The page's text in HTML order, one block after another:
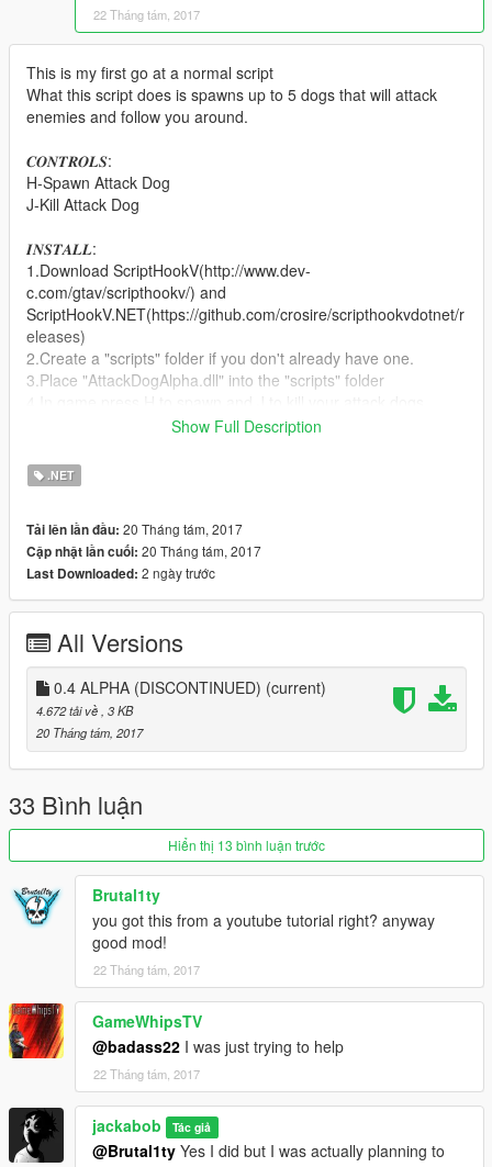
22 Tháng tám, 2017
This is my first go at a normal script
What this script does is spawns up to 5 dogs that will attack
enemies and follow you around.
𝑪𝑶𝑵𝑻𝑹𝑶𝑳𝑺:
H-Spawn Attack Dog
J-Kill Attack Dog
𝑰𝑵𝑺𝑻𝑨𝑳𝑳:
1.Download ScriptHookV(http://www.dev-
c.com/gtav/scripthookv/) and
ScriptHookV.NET(https://github.com/crosire/scripthookvdotnet/r
eleases)
2.Create a "scripts" folder if you don't already have one.
3.Place "AttackDogAlpha.dll" into the "scripts" folder
0.4
Known Bugs:
-Dogs sometimes attack player
-Dogs do not follow when in combat sometimes
Show Full Description
.NET
Tải lên lần đầu: 20 Tháng tám, 2017
Cập nhật lần cuối: 20 Tháng tám, 2017
Last Downloaded: 2 ngày trước
All Versions
0.4 ALPHA (DISCONTINUED) (current)
4.672 tải về, 3 KB
20 Tháng tám, 2017
33 Bình luận
Hiển thị 13 bình luận trước
Brutal1ty
you got this from a youtube tutorial right? anyway
good mod!
22 Tháng tám, 2017
GameWhipsTV
@badass22 I was just trying to help
22 Tháng tám, 2017
jackabob Tác giả
@Brutal1ty Yes I did but I was actually planning to